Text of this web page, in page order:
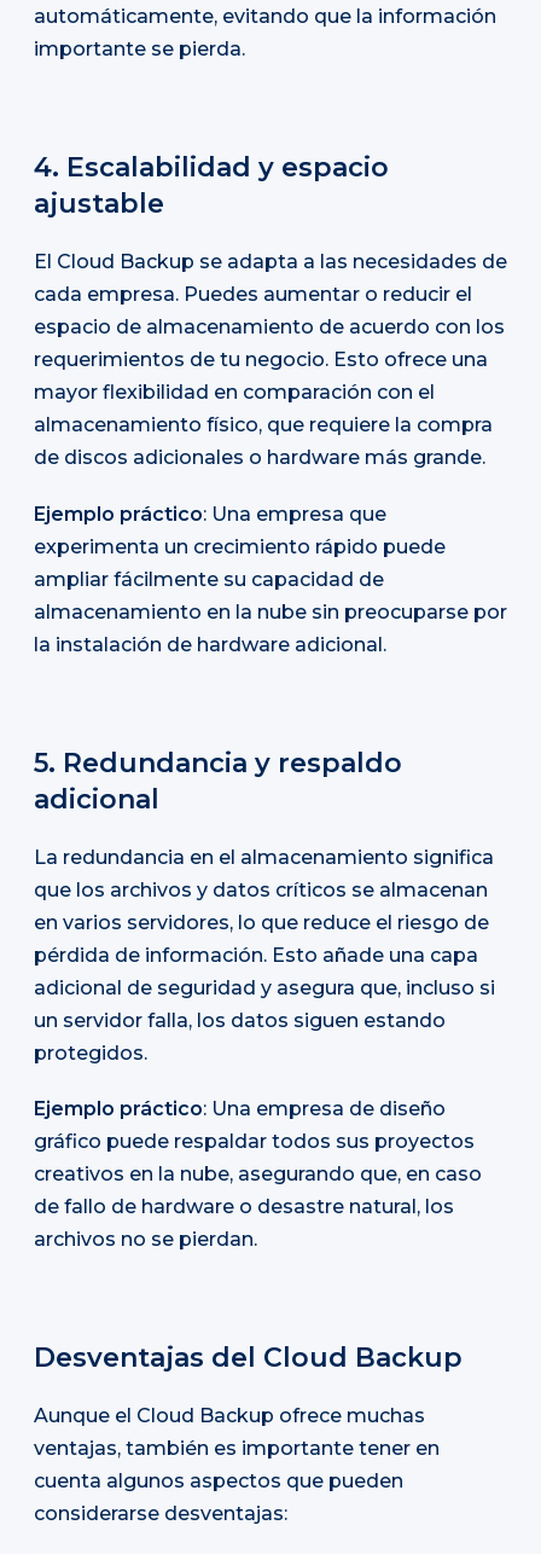
automáticamente, evitando que la información
importante se pierda.
4. Escalabilidad y espacio
ajustable
El Cloud Backup se adapta a las necesidades de
cada empresa. Puedes aumentar o reducir el
espacio de almacenamiento de acuerdo con los
requerimientos de tu negocio. Esto ofrece una
mayor flexibilidad en comparación con el
almacenamiento físico, que requiere la compra
de discos adicionales o hardware más grande.
Ejemplo práctico: Una empresa que
experimenta un crecimiento rápido puede
ampliar fácilmente su capacidad de
almacenamiento en la nube sin preocuparse por
la instalación de hardware adicional.
5. Redundancia y respaldo
adicional
La redundancia en el almacenamiento significa
que los archivos y datos críticos se almacenan
en varios servidores, lo que reduce el riesgo de
pérdida de información. Esto añade una capa
adicional de seguridad y asegura que, incluso si
un servidor falla, los datos siguen estando
protegidos.
Ejemplo práctico: Una empresa de diseño
gráfico puede respaldar todos sus proyectos
creativos en la nube, asegurando que, en caso
de fallo de hardware o desastre natural, los
archivos no se pierdan.
Desventajas del Cloud Backup
Aunque el Cloud Backup ofrece muchas
ventajas, también es importante tener en
cuenta algunos aspectos que pueden
considerarse desventajas: